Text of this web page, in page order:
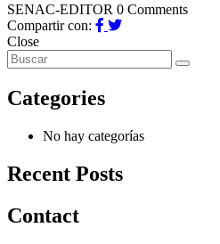
SENAC-EDITOR 0 Comments
Compartir con:
Close
Categories
No hay categorías
Recent Posts
Contact